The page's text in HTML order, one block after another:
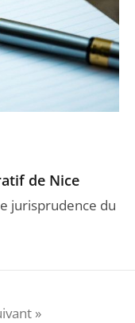
de Nice
jurisprudence du
»